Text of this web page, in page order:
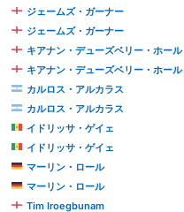
ジェームズ・ガーナー
ジェームズ・ガーナー
キアナン・デューズベリー・ホール
キアナン・デューズベリー・ホール
カルロス・アルカラス
カルロス・アルカラス
イドリッサ・ゲイェ
イドリッサ・ゲイェ
マーリン・ロール
マーリン・ロール
Tim Iroegbunam